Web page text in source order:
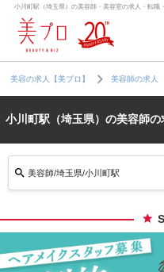
小川町駅（埼玉県）の美容師・美容室の求人・転職
美容の求人【美プロ】 美容師の求人
小川町駅（埼玉県）の美容師の
美容師/埼玉県/小川町駅